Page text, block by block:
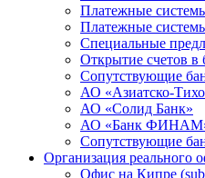
Платежные
Платежные
Специальные
Открытие счетов в
Сопутствующие
АО «Азиатско-
АО «Солид Банк»
АО «Банк
Сопутствующие
Организация реального
Офис на Кипре